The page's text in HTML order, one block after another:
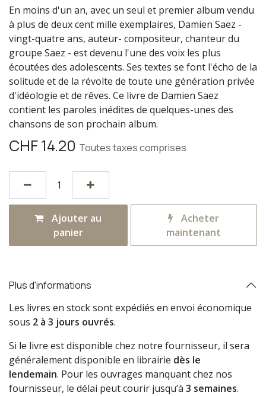
En moins d'un an, avec un seul et premier album vendu
à plus de deux cent mille exemplaires, Damien Saez -
vingt-quatre ans, auteur- compositeur, chanteur du
groupe Saez - est devenu l'une des voix les plus
écoutées des adolescents. Ses textes se font l'écho de la
solitude et de la révolte de toute une génération privée
d'idéologie et de rêves. Ce livre de Damien Saez
contient les paroles inédites de quelques-unes des
chansons de son prochain album.
CHF14.20 Toutes taxes comprises
Ajouter au
panier
Acheter
maintenant
Plus d'informations
Les livres en stock sont expédiés en envoi économique
sous 2 à 3 jours ouvrés.
Si le livre est disponible chez notre fournisseur, il sera
généralement disponible en librairie dès le
lendemain. Pour les ouvrages manquant chez nos
fournisseur, le délai peut courir jusqu’à 3 semaines.